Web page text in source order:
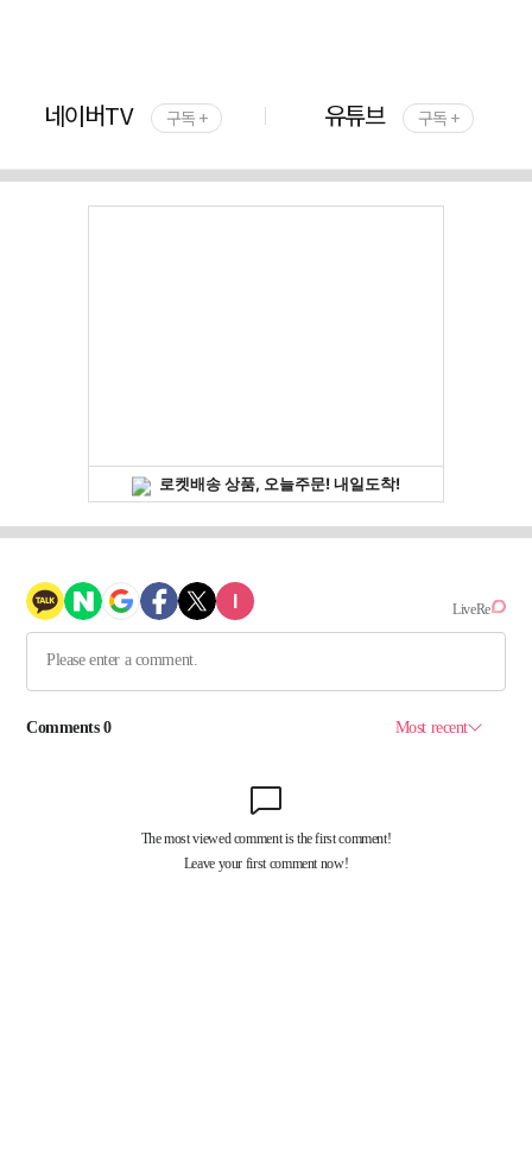
네이버TV 구독 + 유튜브 구독 +